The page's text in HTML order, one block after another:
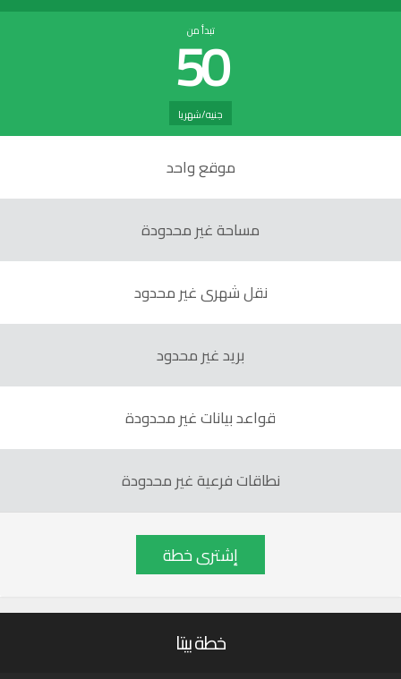
تبدأ من
50
جنيه/شهريا
موقع واحد
مساحة غير محدودة
نقل شهرى غير محدود
بريد غير محدود
قواعد بيانات غير محدودة
نطاقات فرعية غير محدودة
إشترى خطة
خطة بيتا